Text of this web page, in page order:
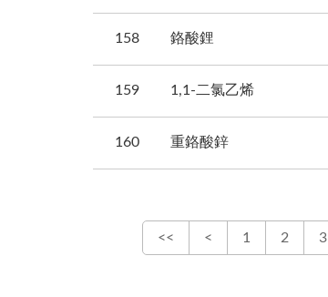
158 鉻酸鋰
159 1,1-二氯乙烯
160 重鉻酸鋅
<<
< 1 2 3